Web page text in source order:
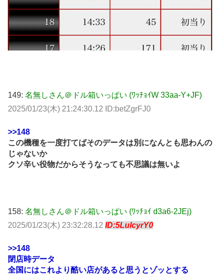
149: 名無しさん＠ドル箱いっぱい (ﾜｯﾁｮｲW 33aa-Y+JF)
2025/01/23(木) 21:24:30.12 ID:betZgrFJ0
>>148
この機種を一度打てばそのデータは別になんとも思わんの
じゃないか
クソ辛い役物だからそうなっても不思議は無いよ
158: 名無しさん＠ドル箱いっぱい (ﾜｯﾁｮｲ d3a6-2JEj)
2025/01/23(木) 23:32:28.12 ID:5LuIcyrY0
>>148
閉店時データ
全国にはこれより酷い店があると思うとゾッとする